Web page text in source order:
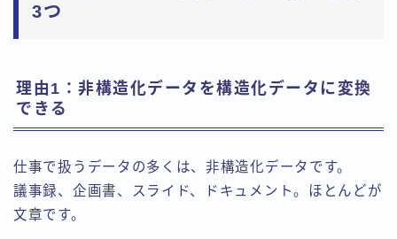
3つ
理由1：非構造化データを構造化データに変換
できる
仕事で扱うデータの多くは、非構造化データです。
議事録、企画書、スライド、ドキュメント。ほとんどが
文章です。